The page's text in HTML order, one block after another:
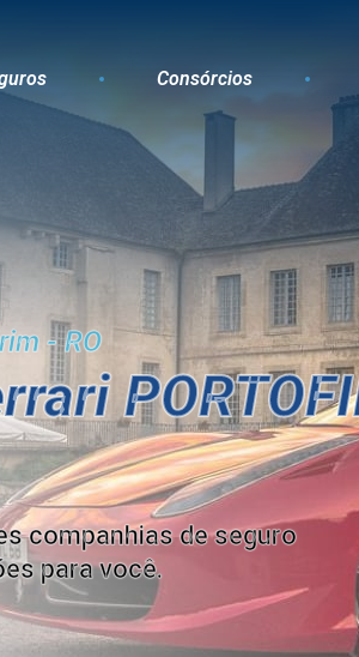
Consórcios
- RO
companhias de seguro
para você.